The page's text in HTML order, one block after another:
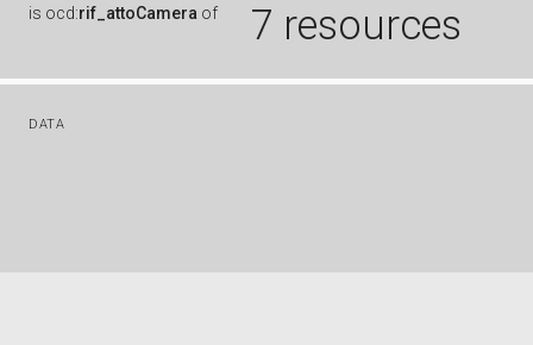
is ocd:rif_attoCamera of 7 resources
DATA